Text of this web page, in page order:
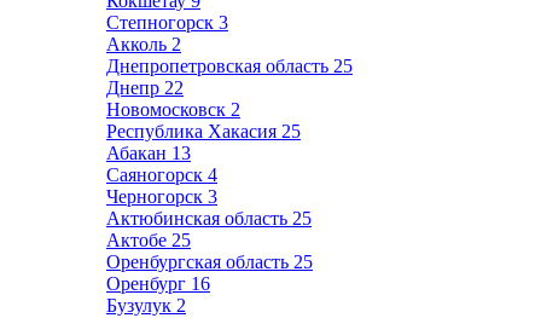
Степногорск 3
Акколь 2
Днепропетровская область 25
Днепр 22
Новомосковск 2
Республика Хакасия 25
Абакан 13
Саяногорск 4
Черногорск 3
Актюбинская область 25
Актобе 25
Оренбургская область 25
Оренбург 16
Бузулук 2